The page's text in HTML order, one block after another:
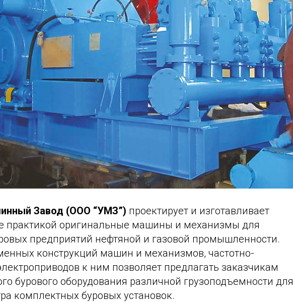
Завод (ООО “УМЗ”) проектирует и изготавливает
практикой оригинальные машины и механизмы для
предприятий нефтяной и газовой промышленности.
конструкций машин и механизмов, частотно-
к ним позволяет предлагать заказчикам
бурового оборудования различной грузоподъемности для
комплектных буровых установок.